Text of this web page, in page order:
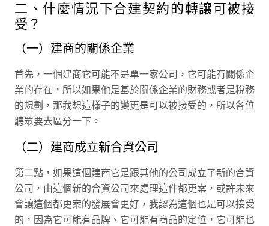
二、什麼情況下合建契約的轉讓可被接
受？
（一）建商的關係企業
首先，一個建商它可能不是單一家公司，它可能有關係企
業的存在，所以如果他是基於關係企業的財務或者是稅務
的規劃，那我想這樣子的變更是可以被接受的，所以各位
聽眾要去區分一下。
（二）建商成立新合資公司
第二點，如果這個建商它是跟其他的公司成立了新的合資
公司，由這個新的合資公司來處理這件都更案，或許未來
會讓這個都更案的發展會更好，我認為這個也是可以接受
的，因為它可能有品牌、它可能有商品的定位，它可能也